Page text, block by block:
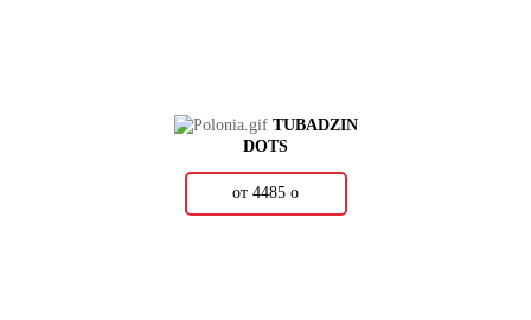
TUBADZIN
DOTS
от 4485 о